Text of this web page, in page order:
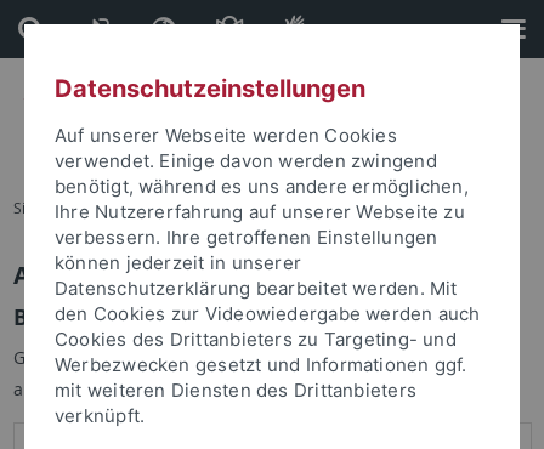
Direkt
zum
Inhalt
Direkt
zur
Fußleiste
Sie sind hier: Startseite
Anmelden
Benutzeranmeldung
Geben Sie Ihren Benutzernamen und Ihr Passwort an um sich
anzumelden:
Datenschutzeinstellungen
Auf unserer Webseite werden Cookies
verwendet. Einige davon werden zwingend
benötigt, während es uns andere ermöglichen,
Ihre Nutzererfahrung auf unserer Webseite zu
verbessern. Ihre getroffenen Einstellungen
können jederzeit in unserer
Datenschutzerklärung bearbeitet werden. Mit
den Cookies zur Videowiedergabe werden auch
Cookies des Drittanbieters zu Targeting- und
Werbezwecken gesetzt und Informationen ggf.
mit weiteren Diensten des Drittanbieters
verknüpft.